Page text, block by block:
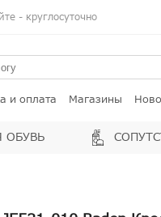
- круглосуточно
и оплата Магазины
ОБУВЬ